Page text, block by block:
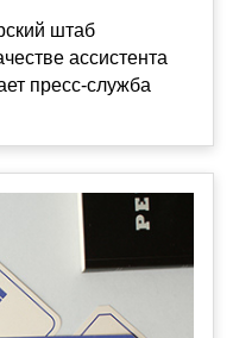
штаб
ассистента
пресс-служба